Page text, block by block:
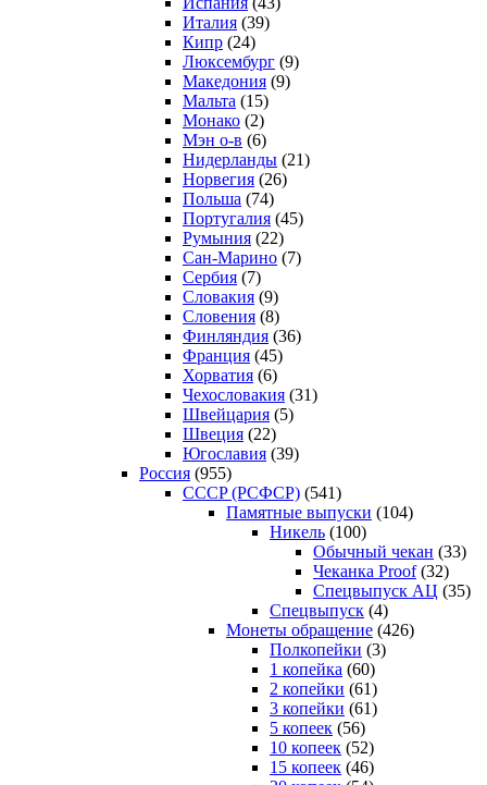
Италия (39)
Кипр (24)
Люксембург (9)
Македония (9)
Мальта (15)
Монако (2)
Мэн о-в (6)
Нидерланды (21)
Норвегия (26)
Польша (74)
Португалия (45)
Румыния (22)
Сан-Марино (7)
Сербия (7)
Словакия (9)
Словения (8)
Финляндия (36)
Франция (45)
Хорватия (6)
Чехословакия (31)
Швейцария (5)
Швеция (22)
Югославия (39)
Россия (955)
CCCP (РСФСР) (541)
Памятные выпуски (104)
Никель (100)
Обычный чекан (33)
Чеканка Proof(32)
Спецвыпуск АЦ (35)
Спецвыпуск (4)
Монеты обращение (426)
Полкопейки (3)
1 копейка (60)
2 копейки (61)
3 копейки (61)
5 копеек (56)
10 копеек (52)
15 копеек (46)